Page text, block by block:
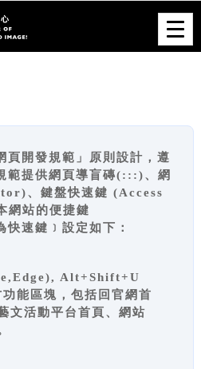
頁開發規範」原則設計，遵
範提供網頁導盲磚(:::)、網
、鍵盤快速鍵 (Access
網站的便捷鍵
快速鍵﹞設定如下：
Alt+Shift+U
能區塊，包括回官網首
文活動平台首頁、網站